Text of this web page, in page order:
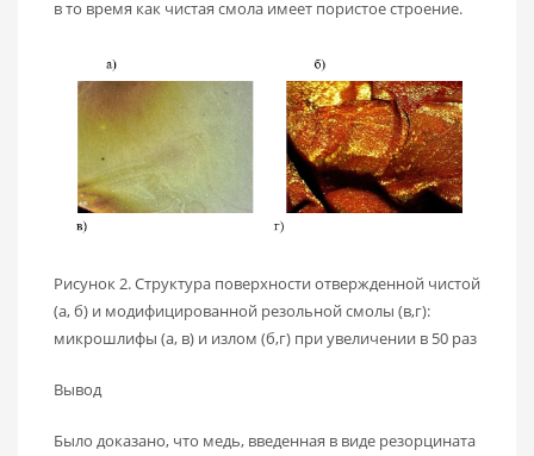
в то время как чистая смола имеет пористое строение.
Рисунок 2. Структура поверхности отвержденной чистой
(а, б) и модифицированной резольной смолы (в,г):
микрошлифы (а, в) и излом (б,г) при увеличении в 50 раз
Вывод
Было доказано, что медь, введенная в виде резорцината